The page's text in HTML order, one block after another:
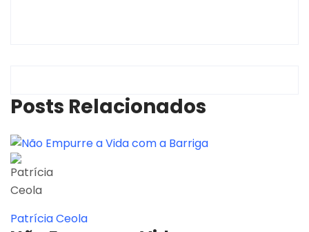
Posts Relacionados
Patrícia Ceola